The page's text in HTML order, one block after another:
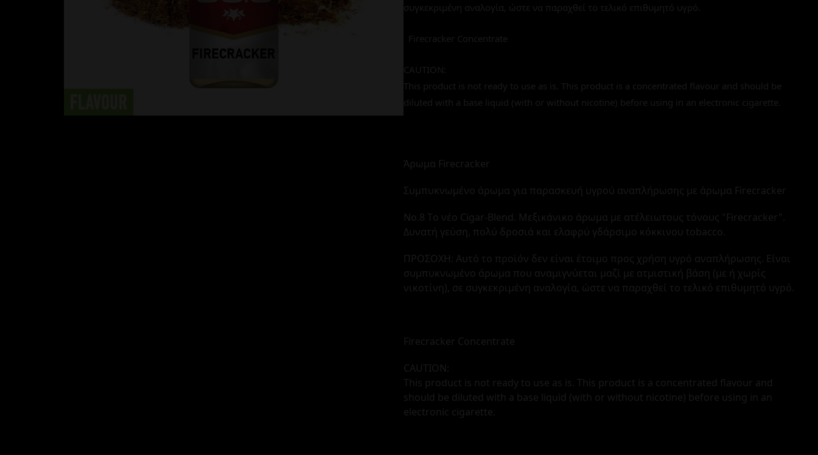
συγκεκριμένη αναλογία, ώστε να παραχθεί το τελικό επιθυμητό υγρό.
Firecracker Concentrate
CAUTION:
This product is not ready to use as is. This product is a concentrated flavour and should be
diluted with a base liquid (with or without nicotine) before using in an electronic cigarette.
Άρωμα Firecracker
Συμπυκνωμένο άρωμα για παρασκευή υγρού αναπλήρωσης με άρωμα Firecracker
No.8 Tο νέο Cigar-Blend. Μεξικάνικο άρωμα με ατέλειωτους τόνους "Firecracker".
Δυνατή γεύση, πολύ δροσιά και ελαφρύ γδάρσιμο κόκκινου tobacco.
ΠΡΟΣΟΧΗ: Αυτό το προϊόν δεν είναι έτοιμο προς χρήση υγρό αναπλήρωσης. Είναι
συμπυκνωμένο άρωμα που αναμιγνύεται μαζί με ατμιστική βάση (με ή χωρίς
νικοτίνη), σε συγκεκριμένη αναλογία, ώστε να παραχθεί το τελικό επιθυμητό υγρό.
Firecracker Concentrate
CAUTION:
This product is not ready to use as is. This product is a concentrated flavour and
should be diluted with a base liquid (with or without nicotine) before using in an
electronic cigarette.